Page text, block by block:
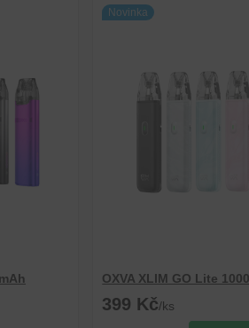
Novinka
OXVA XLIM GO Lite
399 Kč/ks